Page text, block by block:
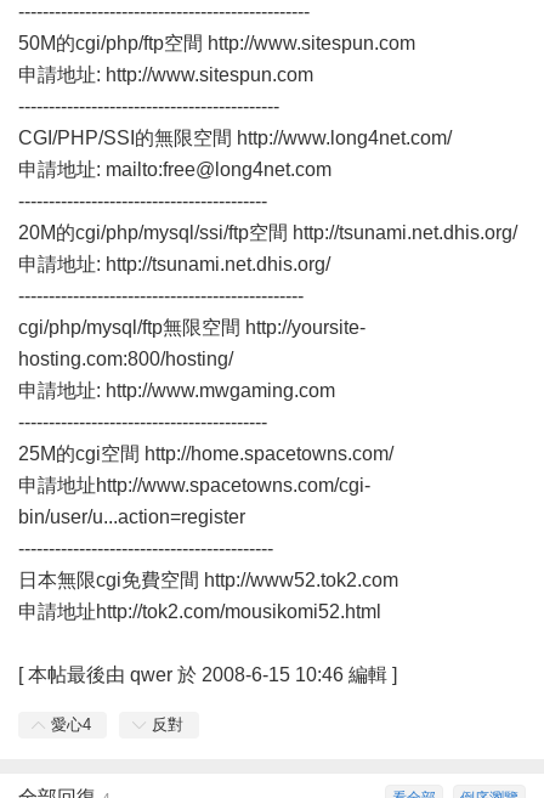
------------------------------------------------
50M的cgi/php/ftp空間 http://www.sitespun.com
申請地址: http://www.sitespun.com
-------------------------------------------
CGI/PHP/SSI的無限空間 http://www.long4net.com/
申請地址: mailto:free@long4net.com
-----------------------------------------
20M的cgi/php/mysql/ssi/ftp空間 http://tsunami.net.dhis.org/
申請地址: http://tsunami.net.dhis.org/
-----------------------------------------------
cgi/php/mysql/ftp無限空間 http://yoursite-
hosting.com:800/hosting/
申請地址: http://www.mwgaming.com
-----------------------------------------
25M的cgi空間 http://home.spacetowns.com/
申請地址http://www.spacetowns.com/cgi-
bin/user/u...action=register
------------------------------------------
日本無限cgi免費空間 http://www52.tok2.com
申請地址http://tok2.com/mousikomi52.html
[本帖最後由 qwer 於 2008-6-15 10:46 編輯 ]
愛心4 反對